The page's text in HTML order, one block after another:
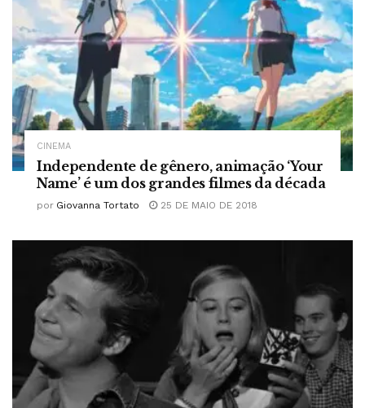
CINEMA
Independente de gênero, animação ‘Your
Name’ é um dos grandes filmes da década
por Giovanna Tortato 25 DE MAIO DE 2018